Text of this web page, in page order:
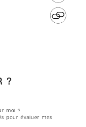
?
moi ?
pour évaluer mes